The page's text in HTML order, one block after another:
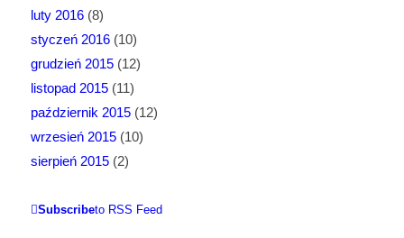
luty 2016(8)
styczeń 2016(10)
grudzień 2015(12)
listopad 2015(11)
październik 2015(12)
wrzesień 2015(10)
sierpień 2015(2)
Subscribeto RSS Feed